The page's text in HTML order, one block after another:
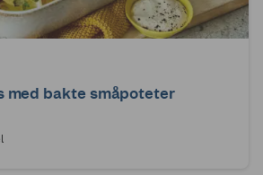
med bakte småpoteter